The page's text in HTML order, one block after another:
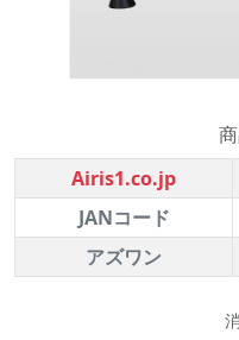
Airis1.co.jp
JANコード
アズワン